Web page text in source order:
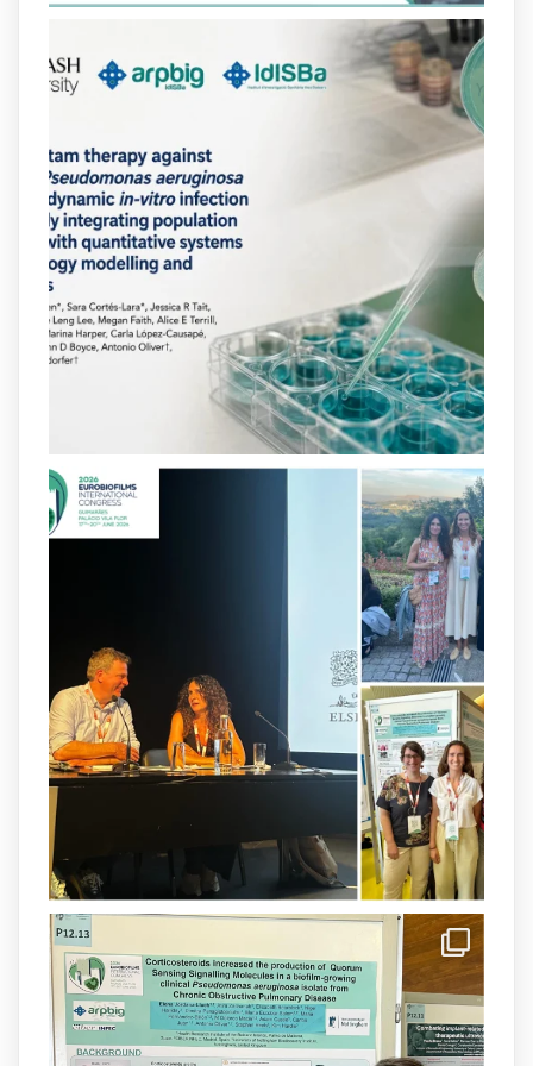
Our new review explores how hormones,
neurotransmitters, drugs, and other
molecules can influence bacterial
behavior. Some can even enhance
bacterial virulence, highlighting new
opportunities to combat bacterial
infections.@idisbaib
https://www.frontiersin.org/journals/cellular-
and-infection-...
2 4 X
8 Jul
Our latest publication on dual β-lactam
therapy for the treatment of multidrug-
resistant P. aeruginosa infections is now
available.This work is the result of a
collaborative effort between@idisbaib,
@SonEspases
, and Prof. Cornelia
Landersdorfer’s group at Monash
University, AUS.
arpbigidisba Retweeted
Donam la benvinguda a Isabel Maria
Barceló Munar, nova investigadora del
grup@arpbigidisbaa l’#IdISBa.